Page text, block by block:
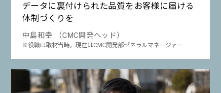
データに裏付けられた品質をお客様に届ける
体制づくりを
中島和幸 （CMC開発ヘッド）
※役職は取材当時。現在はCMC開発部ゼネラルマネージャー